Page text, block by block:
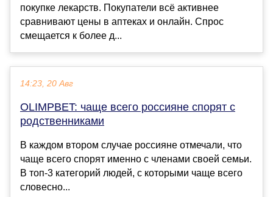
покупке лекарств. Покупатели всё активнее
сравнивают цены в аптеках и онлайн. Спрос
смещается к более д...
14:23, 20 Авг
OLIMPBET: чаще всего россияне спорят с
родственниками
В каждом втором случае россияне отмечали, что
чаще всего спорят именно с членами своей семьи.
В топ-3 категорий людей, с которыми чаще всего
словесно...